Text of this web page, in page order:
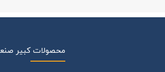
محصولات کبیر